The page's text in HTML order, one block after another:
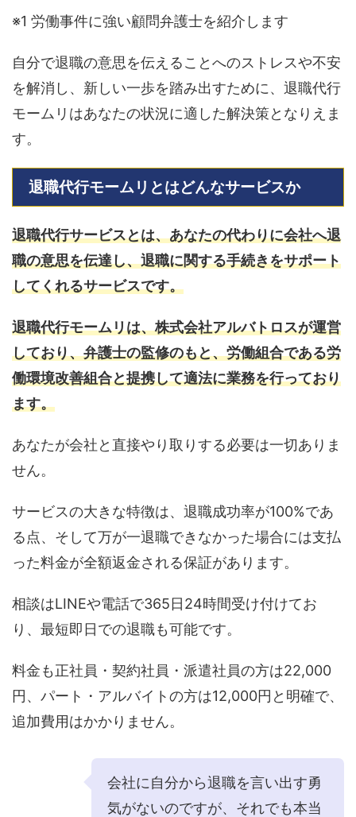
※1 労働事件に強い顧問弁護士を紹介します
自分で退職の意思を伝えることへのストレスや不安
を解消し、新しい一歩を踏み出すために、退職代行
モームリはあなたの状況に適した解決策となりえま
す。
退職代行モームリとはどんなサービスか
退職代行サービスとは、あなたの代わりに会社へ退
職の意思を伝達し、退職に関する手続きをサポート
してくれるサービスです。
退職代行モームリは、株式会社アルバトロスが運営
しており、弁護士の監修のもと、労働組合である労
働環境改善組合と提携して適法に業務を行っており
ます。
あなたが会社と直接やり取りする必要は一切ありま
せん。
サービスの大きな特徴は、退職成功率が100%であ
る点、そして万が一退職できなかった場合には支払
った料金が全額返金される保証があります。
相談はLINEや電話で365日24時間受け付けてお
り、最短即日での退職も可能です。
料金も正社員・契約社員・派遣社員の方は22,000
円、パート・アルバイトの方は12,000円と明確で、
追加費用はかかりません。
会社に自分から退職を言い出す勇
気がないのですが、それでも本当